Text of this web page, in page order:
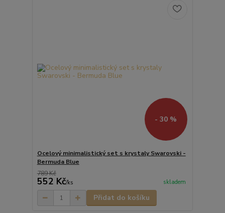
- 30 %
Ocelový minimalistický set s krystaly Swarovski -
Bermuda Blue
789 Kč
552 Kč/ks skladem
Přidat do košíku